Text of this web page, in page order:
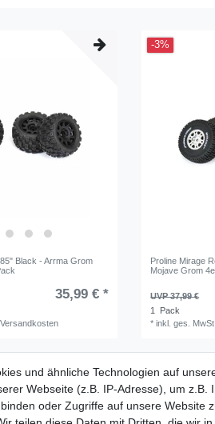
Black - Arrma Grom
35,99 € *
Versandkosten
-3%
Proline Mirage
Mojave Grom
UVP 37,99 €
1
Pack
*inkl. ges. MwSt.
und ähnliche Technologien auf
Webseite (z.B. IP-Adresse), um
oder Zugriffe auf unsere Website